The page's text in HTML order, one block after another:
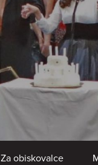
Za obiskovalce